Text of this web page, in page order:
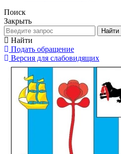
Поиск
Закрыть
Найти
Найти
Подать обращение
Версия для слабовидящих